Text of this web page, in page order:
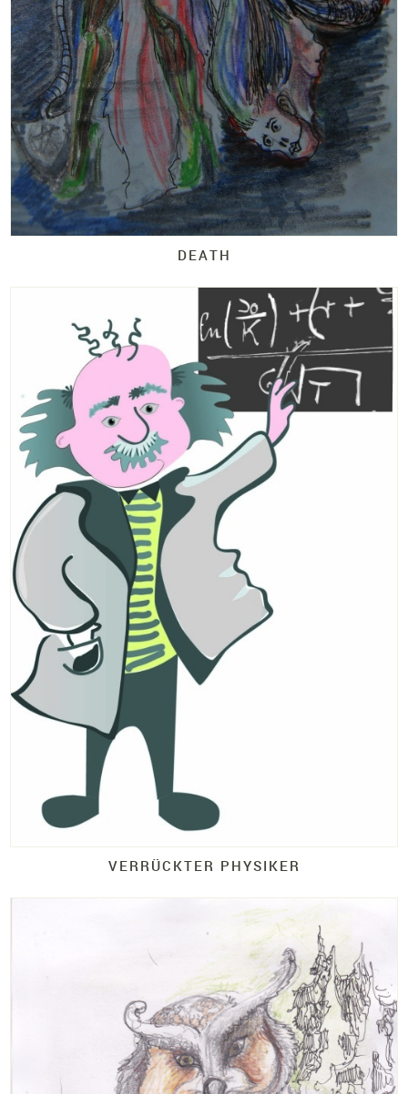
DEATH
VERRÜCKTER PHYSIKER